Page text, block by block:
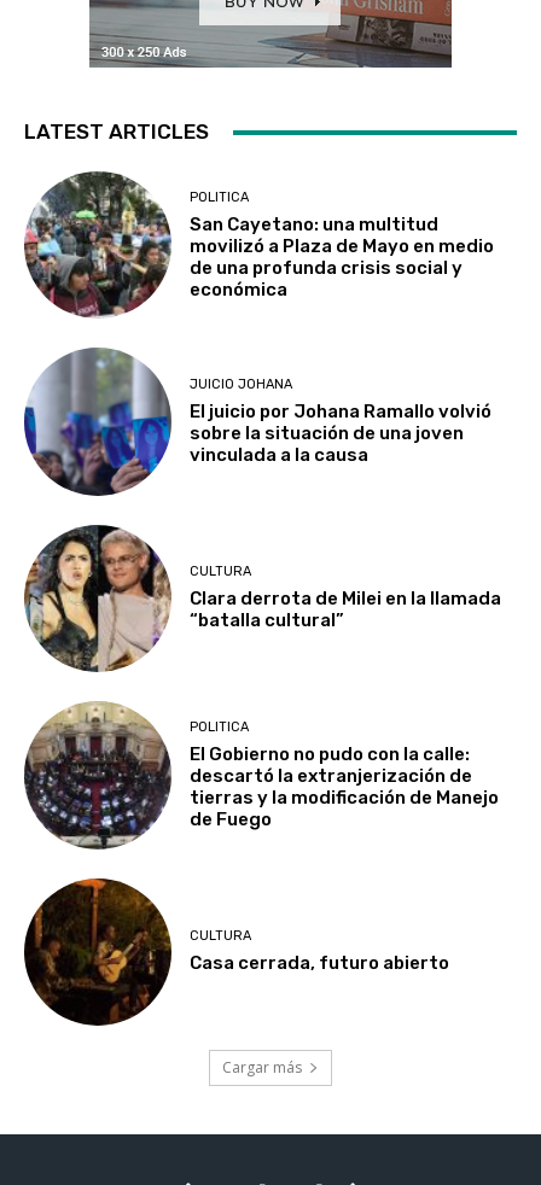
LATEST ARTICLES
POLITICA
San Cayetano: una multitud
movilizó a Plaza de Mayo en medio
de una profunda crisis social y
económica
JUICIO JOHANA
El juicio por Johana Ramallo volvió
sobre la situación de una joven
vinculada a la causa
CULTURA
Clara derrota de Milei en la llamada
“batalla cultural”
POLITICA
El Gobierno no pudo con la calle:
descartó la extranjerización de
tierras y la modificación de Manejo
de Fuego
CULTURA
Casa cerrada, futuro abierto
Cargar más